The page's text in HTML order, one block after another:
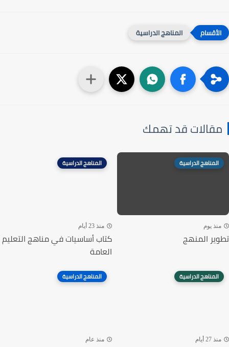
المناهج الدراسية
مقالات قد تهمك
المناهج الدراسية
منذ يوم
تطوير المنهج
المناهج الدراسية
منذ 23 أيام
كتاب أساسيات في مناهج التعليم
العامة
المناهج الدراسية
منذ 27 أيام
المناهج الدراسية
منذ عام